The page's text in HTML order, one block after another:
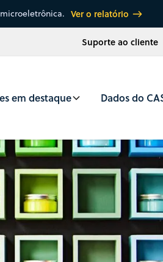
Ver o relatório
Suporte ao cliente
em destaque Dados do